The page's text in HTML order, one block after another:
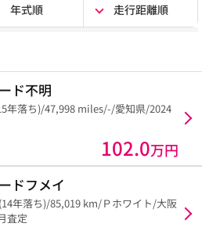
年式順 走行距離順
ド不明
年落ち)/47,998 miles/-/愛知県/2024
102.0万円
ドフメイ
年落ち)/85,019 km/Ｐホワイト/大阪
査定